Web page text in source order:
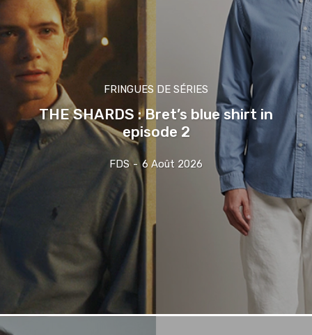
FRINGUES DE SÉRIES
THE SHARDS : Bret’s blue shirt in
episode 2
FDS - 6 Août 2026